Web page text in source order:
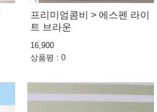
프리미엄콤비 > 에스펜 라이
트 브라운
16,900
상품평 : 0